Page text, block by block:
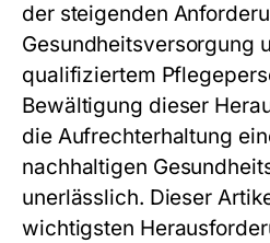
der steigenden
Gesundheitsversorgung
qualifiziertem
Bewältigung dieser
die Aufrechterhaltung
nachhaltigen
unerlässlich. Dieser
wichtigsten